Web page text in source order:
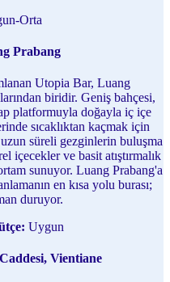
Orta
Prabang
Utopia Bar, Luang
biridir. Geniş bahçesi,
platformuyla doğayla iç içe
sıcaklıktan kaçmak için
süreli gezginlerin buluşma
içecekler ve basit atıştırmalık
sunuyor. Luang Prabang'a
en kısa yolu burası;
duruyor.
Uygun
Vientiane